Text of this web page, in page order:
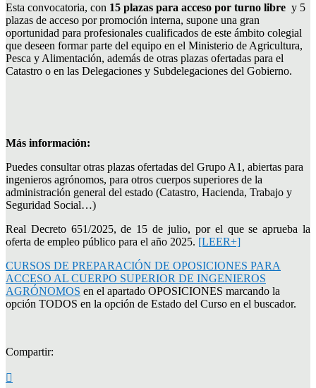
Esta convocatoria, con 15 plazas para acceso por turno libre y 5
plazas de acceso por promoción interna, supone una gran
oportunidad para profesionales cualificados de este ámbito colegial
que deseen formar parte del equipo en el Ministerio de Agricultura,
Pesca y Alimentación, además de otras plazas ofertadas para el
Catastro o en las Delegaciones y Subdelegaciones del Gobierno.
Más información:
Puedes consultar otras plazas ofertadas del Grupo A1, abiertas para
ingenieros agrónomos, para otros cuerpos superiores de la
administración general del estado (Catastro, Hacienda, Trabajo y
Seguridad Social…)
Real Decreto 651/2025, de 15 de julio, por el que se aprueba la
oferta de empleo público para el año 2025. [LEER+]
CURSOS DE PREPARACIÓN DE OPOSICIONES PARA
ACCESO AL CUERPO SUPERIOR DE INGENIEROS
AGRÓNOMOS en el apartado OPOSICIONES marcando la
opción TODOS en la opción de Estado del Curso en el buscador.
Compartir: